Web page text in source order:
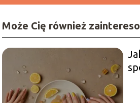
Może Cię również